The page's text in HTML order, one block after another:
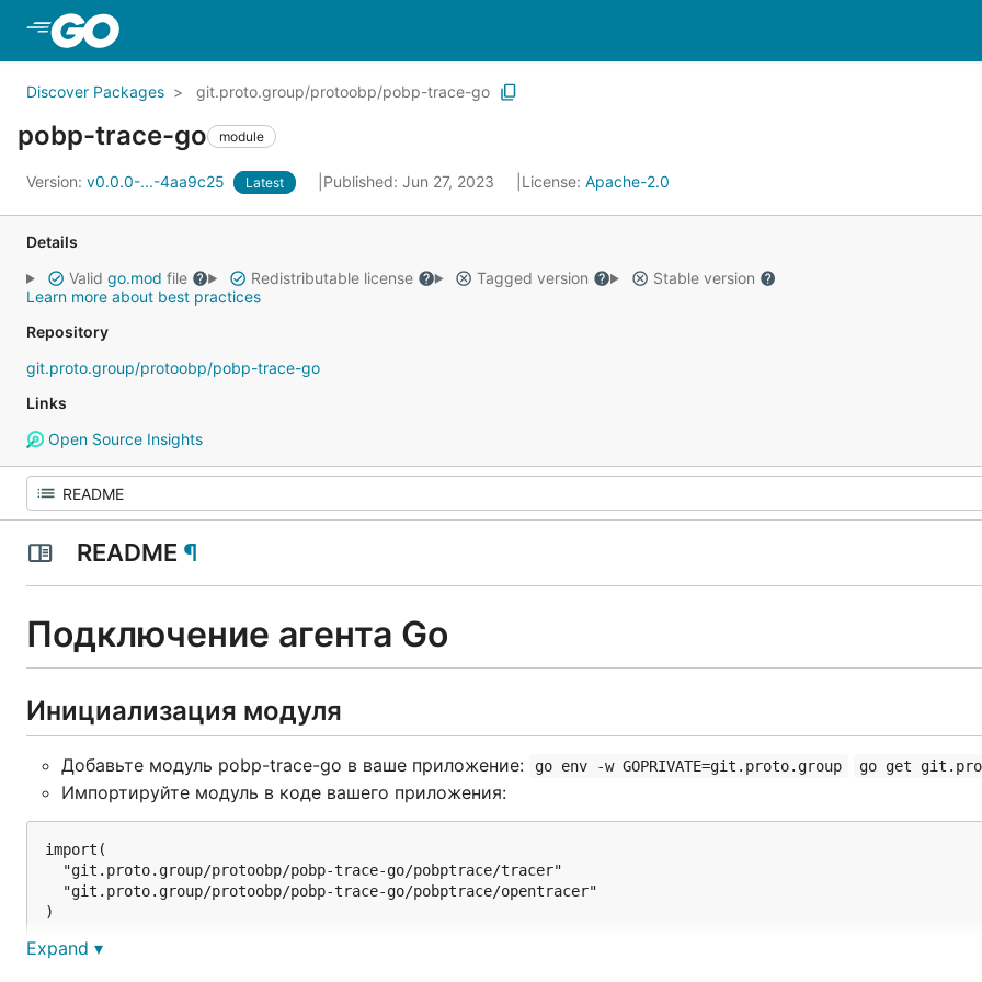
Discover Packages git.proto.group/protoobp/pobp-trace-go
pobp-trace-go module
Version: v0.0.0-...-4aa9c25 Latest Published: Jun 27, 2023 License: Apache-2.0
Details
Valid go.mod file Redistributable license Tagged version
Stable version
Learn more about best practices
Repository
git.proto.group/protoobp/pobp-trace-go
Links
Open Source Insights
README ¶
Подключение агента Go
Инициализация модуля
Добавьте модуль pobp-trace-go в ваше приложение: go env -w GOPRIVATE=git.proto.group go get
Импортируйте модуль в коде вашего приложения:
import(
  "git.proto.group/protoobp/pobp-trace-go/pobptrace/tracer"
  "git.proto.group/protoobp/pobp-trace-go/pobptrace/opentracer"
Expand ▾